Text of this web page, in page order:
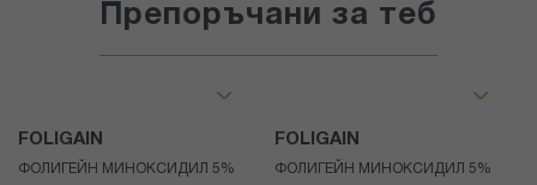
Препоръчани за теб
FOLIGAIN
ФОЛИГЕЙН МИНОКСИДИЛ 5%
FOLIGAIN
ФОЛИГЕЙН МИНОКСИДИЛ 5%